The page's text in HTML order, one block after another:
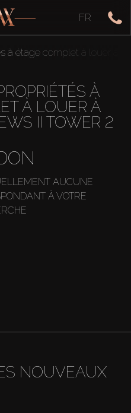
FR
à étage complet à louer à
À
À LOUER À
II TOWER 2
AUCUNE
À VOTRE
NOUVEAUX